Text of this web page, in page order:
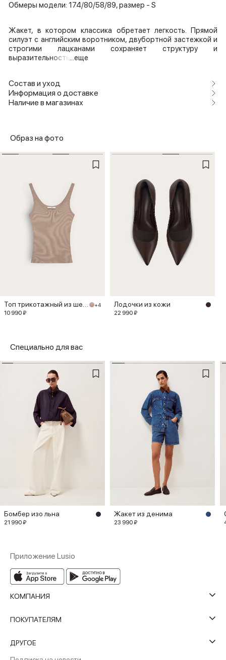
Обмеры модели: 174/80/58/89, размер - S
Жакет, в котором классика обретает легкость. Прямой
силуэт с английским воротником, двубортной застежкой и
строгими лацканами сохраняет структуру и
выразительность ...еще
Состав и уход
Информация о доставке
Наличие в магазинах
Образ на фото
Топ трикотажный из шелка +4
10 990 ₽
Лодочки из кожи
22 990 ₽
Специально для вас
Бомбер изо льна
21 990 ₽
Жакет из денима
23 990 ₽
Приложение Lusio
КОМПАНИЯ
ПОКУПАТЕЛЯМ
ДРУГОЕ